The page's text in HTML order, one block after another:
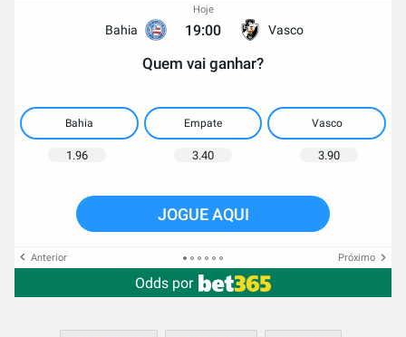
Bahia
Hoje
19:00 Vasco
Quem vai ganhar?
Bahia Empate Vasco
1.96 3.40 3.90
JOGUE AQUI
Anterior Próximo
Odds por